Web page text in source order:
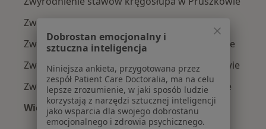
Zwyrodnienie stawów kręgosłupa w Otwocku
Zwyrodnienie stawów kręgosłupa w Piasecznie
Zwyrodnienie stawów kręgosłupa w Legionowie
Zwyrodnienie stawów kręgosłupa w Józefowie
Więcej (11)
Więcej w kategorii: W pobliżu Warszawy
Dobrostan emocjonalny i
sztuczna inteligencja
Niniejsza ankieta, przygotowana przez
zespół Patient Care Doctoralia, ma na celu
lepsze zrozumienie, w jaki sposób ludzie
korzystają z narzędzi sztucznej inteligencji
jako wsparcia dla swojego dobrostanu
emocjonalnego i zdrowia psychicznego.